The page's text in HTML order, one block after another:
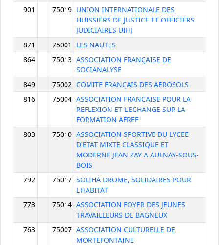
901
75019 UNION INTERNATIONALE DES
HUISSIERS DE JUSTICE ET OFFICIERS
JUDICIAIRES UIHJ
871
75001
LES NAUTES
864
75013 ASSOCIATION FRANÇAISE DE
SOCIANALYSE
849
75002 COMITE FRANÇAIS DES AEROSOLS
816
75004 ASSOCIATION FRANCAISE POUR LA
REFLEXION ET L'ECHANGE SUR LA
FORMATION AFREF
803
75010 ASSOCIATION SPORTIVE DU LYCEE
D'ETAT MIXTE CLASSIQUE ET
MODERNE JEAN ZAY A AULNAY-SOUS-
BOIS
792
75017 SOLIHA DROME, SOLIDAIRES POUR
L'HABITAT
773
75014 ASSOCIATION FOYER DES JEUNES
TRAVAILLEURS DE BAGNEUX
763
75007 ASSOCIATION CULTURELLE DE
MORTEFONTAINE